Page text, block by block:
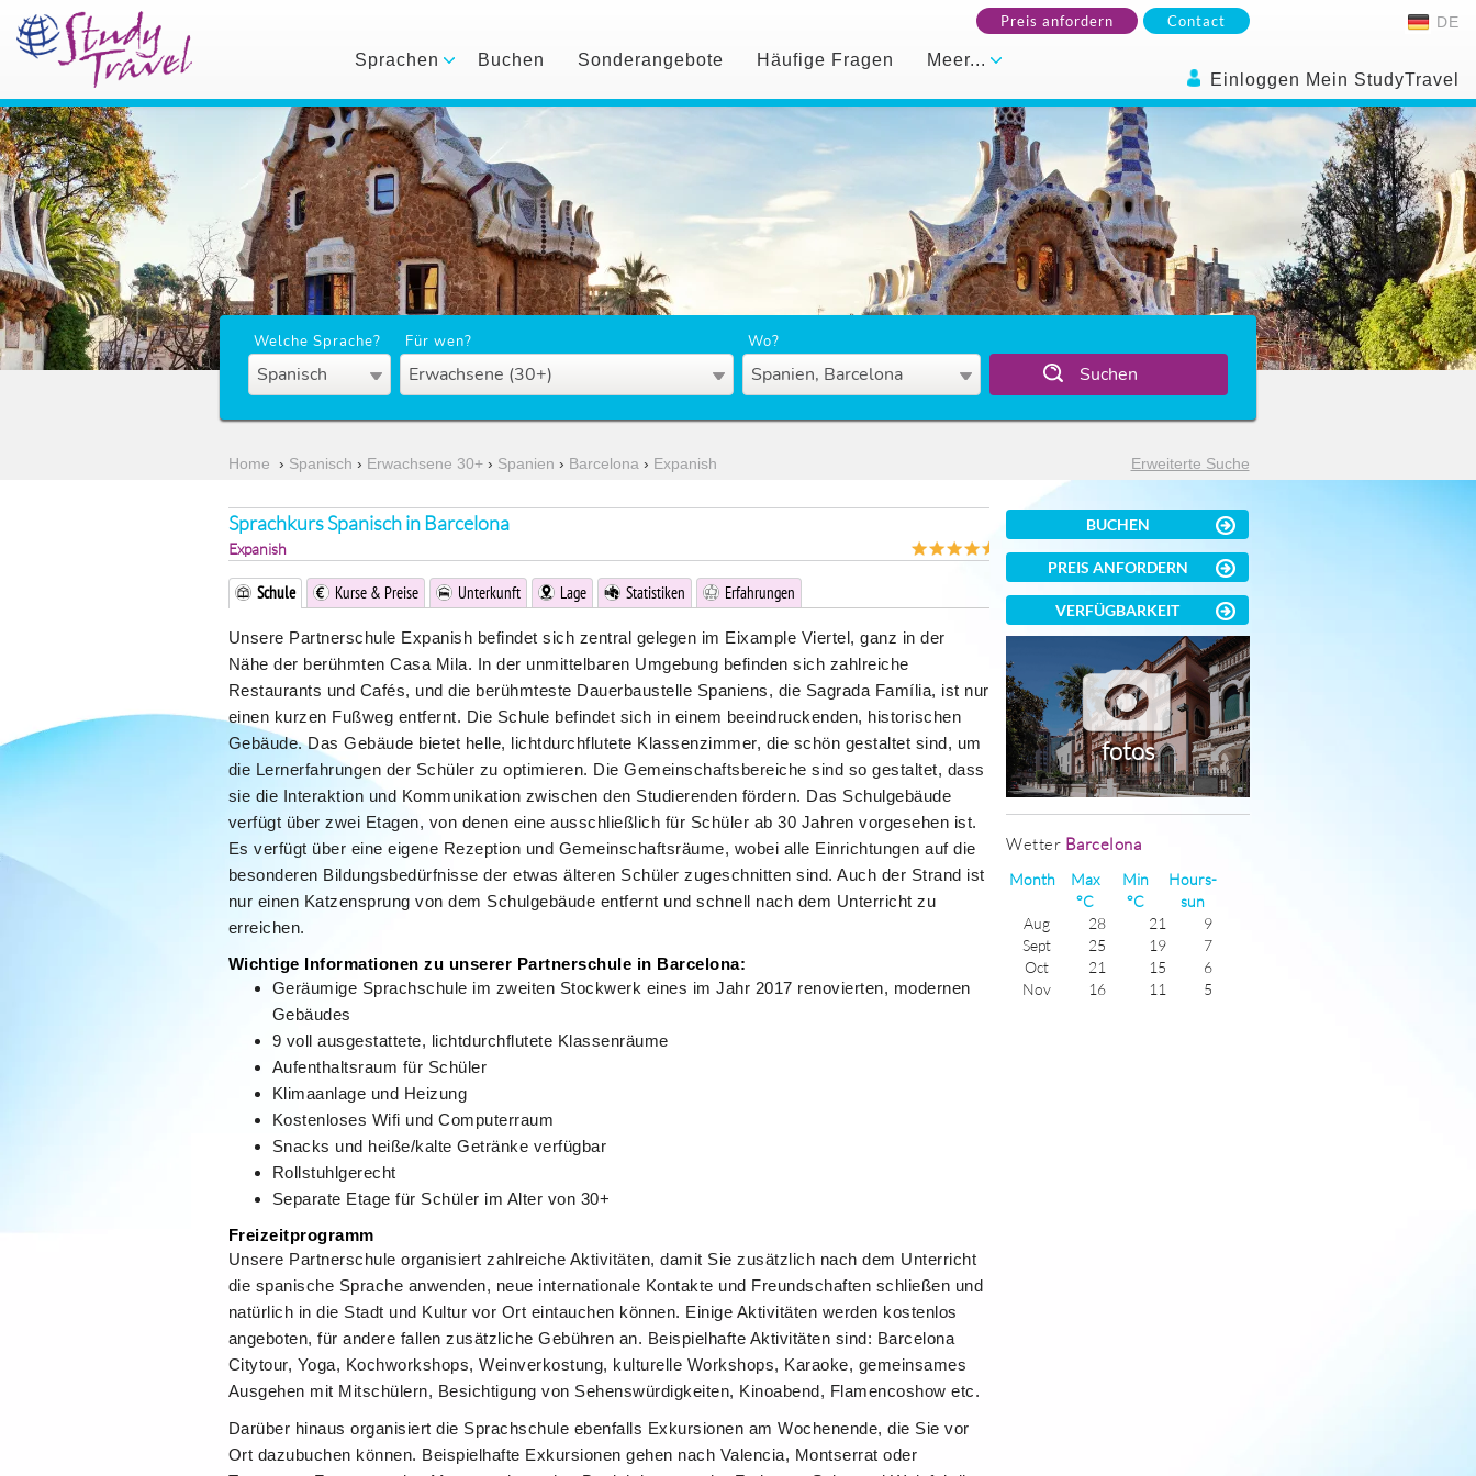
Preis anfordern Contact DE
Einloggen Mein StudyTravel
Sprachen Buchen Sonderangebote Häufige Fragen Meer...
Welche Sprache?
Spanisch
Für wen?
Erwachsene (30+)
Wo?
Spanien, Barcelona Suchen
Home › Spanisch › Erwachsene 30+› Spanien › Barcelona › Expanish Erweiterte Suche
Sprachkurs Spanisch in Barcelona
Expanish
Schule Kurse & Preise Unterkunft Lage Statistiken Erfahrungen
Unsere Partnerschule Expanish befindet sich zentral gelegen im Eixample Viertel, ganz in der
Nähe der berühmten Casa Mila. In der unmittelbaren Umgebung befinden sich zahlreiche
Restaurants und Cafés, und die berühmteste Dauerbaustelle Spaniens, die Sagrada Família, ist nur
einen kurzen Fußweg entfernt. Die Schule befindet sich in einem beeindruckenden, historischen
Gebäude. Das Gebäude bietet helle, lichtdurchflutete Klassenzimmer, die schön gestaltet sind, um
die Lernerfahrungen der Schüler zu optimieren. Die Gemeinschaftsbereiche sind so gestaltet, dass
sie die Interaktion und Kommunikation zwischen den Studierenden fördern. Das Schulgebäude
verfügt über zwei Etagen, von denen eine ausschließlich für Schüler ab 30 Jahren vorgesehen ist.
Es verfügt über eine eigene Rezeption und Gemeinschaftsräume, wobei alle Einrichtungen auf die
besonderen Bildungsbedürfnisse der etwas älteren Schüler zugeschnitten sind. Auch der Strand ist
nur einen Katzensprung von dem Schulgebäude entfernt und schnell nach dem Unterricht zu
erreichen.
Wichtige Informationen zu unserer Partnerschule in Barcelona:
Geräumige Sprachschule im zweiten Stockwerk eines im Jahr 2017 renovierten, modernen
Gebäudes
9 voll ausgestattete, lichtdurchflutete Klassenräume
Aufenthaltsraum für Schüler
Klimaanlage und Heizung
Kostenloses Wifi und Computerraum
Snacks und heiße/kalte Getränke verfügbar
Rollstuhlgerecht
Separate Etage für Schüler im Alter von 30+
Freizeitprogramm
Unsere Partnerschule organisiert zahlreiche Aktivitäten, damit Sie zusätzlich nach dem Unterricht
die spanische Sprache anwenden, neue internationale Kontakte und Freundschaften schließen und
natürlich in die Stadt und Kultur vor Ort eintauchen können. Einige Aktivitäten werden kostenlos
angeboten, für andere fallen zusätzliche Gebühren an. Beispielhafte Aktivitäten sind: Barcelona
Citytour, Yoga, Kochworkshops, Weinverkostung, kulturelle Workshops, Karaoke, gemeinsames
Ausgehen mit Mitschülern, Besichtigung von Sehenswürdigkeiten, Kinoabend, Flamencoshow etc.
Darüber hinaus organisiert die Sprachschule ebenfalls Exkursionen am Wochenende, die Sie vor
Ort dazubuchen können. Beispielhafte Exkursionen gehen nach Valencia, Montserrat oder
BUCHEN
PREIS ANFORDERN
VERFÜGBARKEIT
fotos
Wetter Barcelona
Month
Max
°C
Min
°C
Hours-
sun
Aug
28 21
9
Sept
25 19
7
Oct
21 15
6
Nov
16 11
5